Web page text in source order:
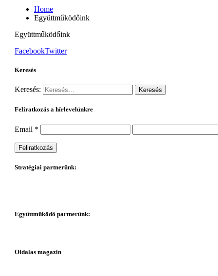
Home
Együttműködőink
Együttműködőink
FacebookTwitter
Keresés
Keresés:
Feliratkozás a hírlevelünkre
Email *
Stratégiai partnerünk:
Együttműködő partnerünk:
Oldalas magazin